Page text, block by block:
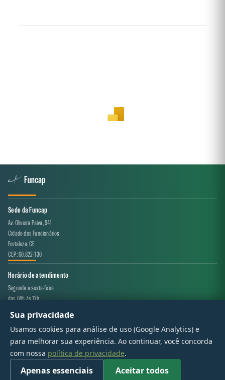
Sede da Funcap
Av. Oliveira Paiva, 941
Cidade dos Funcionários
Fortaleza, CE
CEP: 60.822-130
Horário de atendimento
Segunda a sexta-feira
das 08h às 17h
Canal de atendimento
projeto.avaliacao@funcap.ce.gov.br
© 2017 - 2026 — Governo do Estado do Ceará | Todos os direitos reservados
Sua privacidade
Usamos cookies para análise de uso (Google Analytics) e
para melhorar sua experiência. Ao continuar, você concorda
com nossa política de privacidade.
Apenas essenciais Aceitar todos